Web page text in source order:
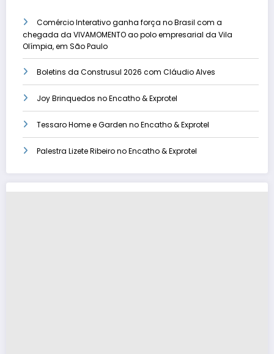
Comércio Interativo ganha força no Brasil com a
chegada da VIVAMOMENTO ao polo empresarial da Vila
Olímpia, em São Paulo
Boletins da Construsul 2026 com Cláudio Alves
Joy Brinquedos no Encatho & Exprotel
Tessaro Home e Garden no Encatho & Exprotel
Palestra Lizete Ribeiro no Encatho & Exprotel